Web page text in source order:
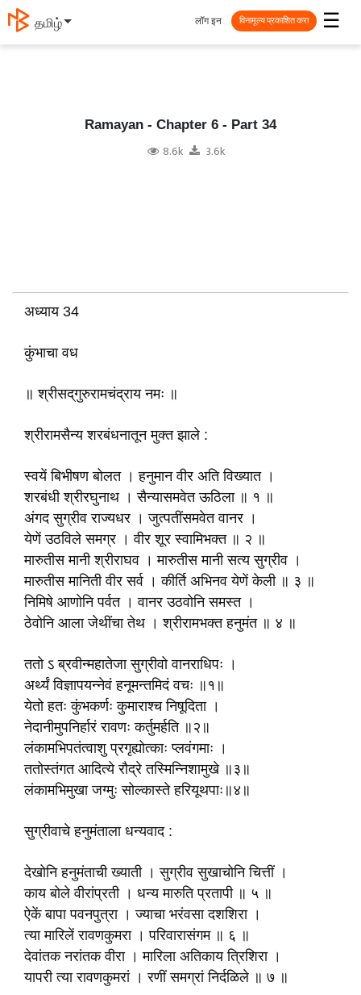
தமிழ் ☰
लॉग इन विनामूल्य प्रकाशित करा
Ramayan - Chapter 6 - Part 34
8.6k 3.6k
अध्याय 34
कुंभाचा वध
॥ श्रीसद्‌गुरुरामचंद्राय नमः ॥
श्रीरामसैन्य शरबंधनातून मुक्त झाले :
स्वयें बिभीषण बोलत । हनुमान वीर अति विख्यात ।
शरबंधी श्रीरघुनाथ । सैन्यासमवेत ऊठिला ॥ १ ॥
अंगद सुग्रीव राज्यधर । जुत्पतींसमवेत वानर ।
येणें उठविले समग्र । वीर शूर स्वामिभक्त ॥ २ ॥
मारुतीस मानी श्रीराघव । मारुतीस मानी सत्य सुग्रीव ।
मारुतीस मानिती वीर सर्व । कीर्ति अभिनव येणें केली ॥ ३ ॥
निमिषे आणोनि पर्वत । वानर उठवोनि समस्त ।
ठेवोनि आला जेथींचा तेथ । श्रीरामभक्त हनुमंत ॥ ४ ॥
ततो ऽ ब्रवीन्महातेजा सुग्रीवो वानराधिपः ।
अर्थ्यं विज्ञापयन्नेवं हनूमन्तमिदं वचः ॥१॥
येतो हतः कुंभकर्णः कुमाराश्च निषूदिता ।
नेदानीमुपनिर्हारं रावणः कर्तुमर्हति ॥२॥
लंकामभिपतंत्वाशु प्रगृह्योत्काः प्लवंगमाः ।
ततोस्तंगत आदित्ये रौद्रे तस्मिन्निशामुखे ॥३॥
लंकामभिमुखा जग्मुः सोल्कास्ते हरियूथपाः॥४॥
सुग्रीवाचे हनुमंताला धन्यवाद :
देखोनि हनुमंताची ख्याती । सुग्रीव सुखाचोनि चित्तीं ।
काय बोले वीरांप्रती । धन्य मारुति प्रतापी ॥ ५ ॥
ऐकें बापा पवनपुत्रा । ज्याचा भरंवसा दशशिरा ।
त्या मारिलें रावणकुमरा । परिवारासंगम ॥ ६ ॥
देवांतक नरांतक वीरा । मारिला अतिकाय त्रिशिरा ।
यापरी त्या रावणकुमरां । रणीं समग्रां निर्दळिले ॥ ७ ॥